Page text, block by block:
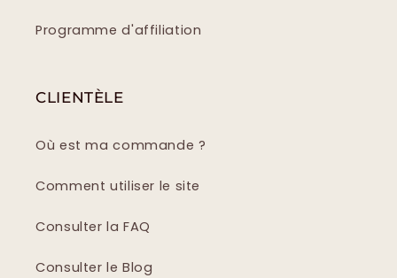
Programme d'affiliation
CLIENTÈLE
Où est ma commande ?
Comment utiliser le site
Consulter la FAQ
Consulter le Blog